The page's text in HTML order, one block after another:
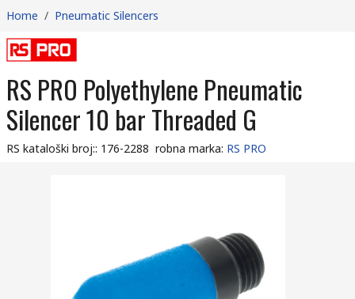
Home / Pneumatic Silencers
RS PRO Polyethylene Pneumatic
Silencer 10 bar Threaded G
RS kataloški broj:: 176-2288 robna marka: RS PRO